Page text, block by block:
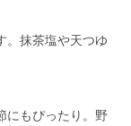
。抹茶塩や天つゆ
にもぴったり。野